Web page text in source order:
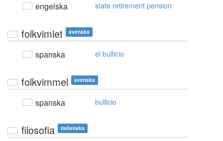
engelska state retirement pension
folkvimlet svenska
spanska el bullicio
folkvimmel svenska
spanska bullicio
filosofia italienska